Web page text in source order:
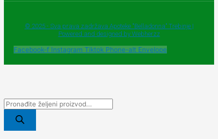
© 2025 - Sva prava zadržava Apoteke "Belladonna" Trebinje |
Powered and designed by Webherzz
Facebook-f Instagram Tiktok Phone-alt Envelope